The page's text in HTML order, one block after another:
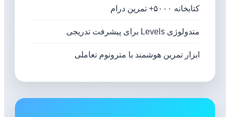
کتابخانه ۵۰۰۰+ تمرین درام
متدولوژی Levels برای پیشرفت تدریجی
ابزار تمرین هوشمند با مترونوم تعاملی